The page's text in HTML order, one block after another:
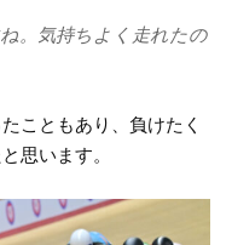
。気持ちよく走れたの
こともあり、負けたく
思います。